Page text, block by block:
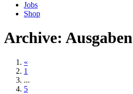
Jobs
Shop
Archive: Ausgaben
«
1
...
5